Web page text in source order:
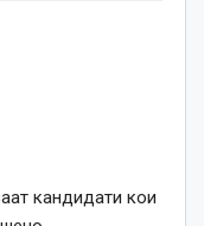
кандидати кои